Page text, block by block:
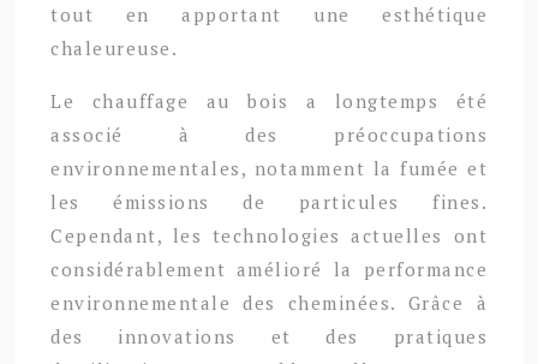
tout en apportant une esthétique
chaleureuse.
Le chauffage au bois a longtemps été
associé à des préoccupations
environnementales, notamment la fumée et
les émissions de particules fines.
Cependant, les technologies actuelles ont
considérablement amélioré la performance
environnementale des cheminées. Grâce à
des innovations et des pratiques